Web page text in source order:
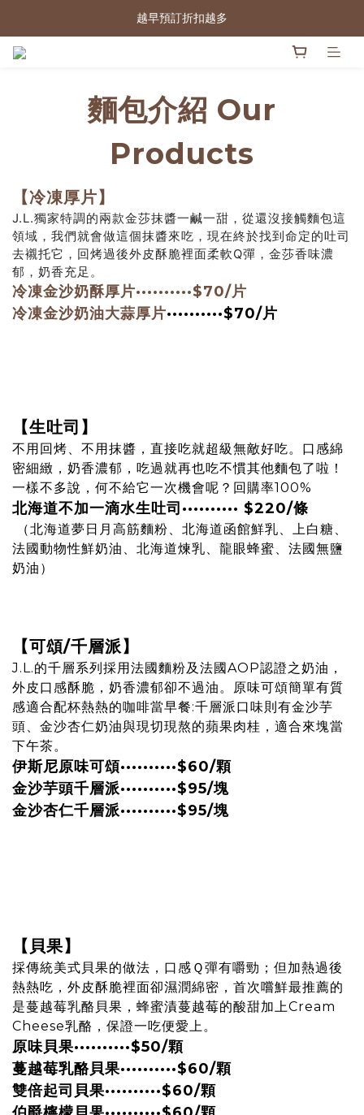
2026中秋禮盒 7/15 12:00開放預購～
越早預訂折扣越多
麵包介紹 Our
Products
【冷凍厚片】
J.L.獨家特調的兩款金莎抹醬一鹹一甜，從還沒接觸麵包這
領域，我們就會做這個抹醬來吃，現在終於找到命定的吐司
去襯托它，回烤過後外皮酥脆裡面柔軟Q彈，金莎香味濃
郁，奶香充足。
冷凍金沙奶酥厚片··········$70/片
冷凍金沙奶油大蒜厚片··········$70/片
【生吐司】
不用回烤、不用抹醬，直接吃就超級無敵好吃。口感綿
密細緻，奶香濃郁，吃過就再也吃不慣其他麵包了啦！
一樣不多說，何不給它一次機會呢？回購率100%
北海道不加一滴水生吐司 ·········· $220/條
（北海道夢日月高筋麵粉、北海道函館鮮乳、上白糖、
法國動物性鮮奶油、北海道煉乳、龍眼蜂蜜、法國無鹽
奶油）
【可頌/千層派】
J.L.的千層系列採用法國麵粉及法國AOP認證之奶油，
外皮口感酥脆，奶香濃郁卻不過油。原味可頌簡單有質
感適合配杯熱熱的咖啡當早餐:千層派口味則有金沙芋
頭、金沙杏仁奶油與現切現熬的蘋果肉桂，適合來塊當
下午茶。
伊斯尼原味可頌··········$60/顆
金沙芋頭千層派··········$95/塊
金沙杏仁千層派··········$95/塊
【貝果】
採傳統美式貝果的做法，口感Ｑ彈有嚼勁；但加熱過後
熱熱吃，外皮酥脆裡面卻濕潤綿密，首次嚐鮮最推薦的
是蔓越莓乳酪貝果，蜂蜜漬蔓越莓的酸甜加上Cream
Cheese乳酪，保證一吃便愛上。
原味貝果··········$50/顆
蔓越莓乳酪貝果··········$60/顆
雙倍起司貝果··········$60/顆